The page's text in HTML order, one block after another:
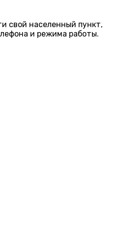
свой населенный пункт,
и режима работы.